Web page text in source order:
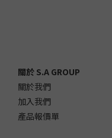
關於 S.A GROUP
關於我們
加入我們
產品報價單